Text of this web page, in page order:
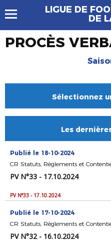
LIGUE DE
DE
PROCÈS
Sélectionnez
Les
Publié le 18-10-2024
CR Statuts, Règlements et
PV N°33 - 17.10.2024
PV N°33 - 17.10.2024
Publié le 17-10-2024
CR Statuts, Règlements et
PV N°32 - 16.10.2024